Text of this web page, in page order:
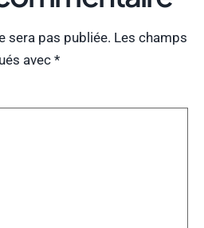
sera pas publiée. Les champs
avec *